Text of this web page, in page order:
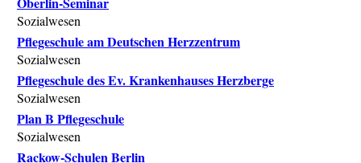
Sozialwesen
Pflegeschule am Deutschen Herzzentrum
Sozialwesen
Pflegeschule des Ev. Krankenhauses Herzberge
Sozialwesen
Plan B Pflegeschule
Sozialwesen
Rackow-Schulen Berlin